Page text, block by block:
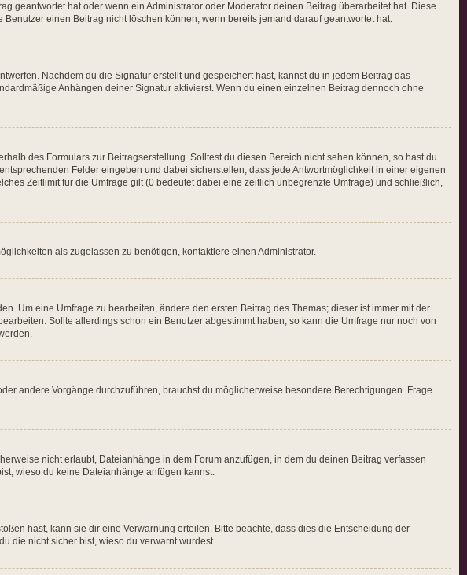
geantwortet hat oder wenn ein Administrator oder Moderator deinen Beitrag überarbeitet hat. Diese
einen Beitrag nicht löschen können, wenn bereits jemand darauf geantwortet hat.
Nachdem du die Signatur erstellt und gespeichert hast, kannst du in jedem Beitrag das
Anhängen deiner Signatur aktivierst. Wenn du einen einzelnen Beitrag dennoch ohne
des Formulars zur Beitragserstellung. Solltest du diesen Bereich nicht sehen können, so hast du
Felder eingeben und dabei sicherstellen, dass jede Antwortmöglichkeit in einer eigenen
Zeitlimit für die Umfrage gilt (0 bedeutet dabei eine zeitlich unbegrenzte Umfrage) und schließlich,
als zugelassen zu benötigen, kontaktiere einen Administrator.
Um eine Umfrage zu bearbeiten, ändere den ersten Beitrag des Themas; dieser ist immer mit der
Sollte allerdings schon ein Benutzer abgestimmt haben, so kann die Umfrage nur noch von
andere Vorgänge durchzuführen, brauchst du möglicherweise besondere Berechtigungen. Frage
nicht erlaubt, Dateianhänge in dem Forum anzufügen, in dem du deinen Beitrag verfassen
wieso du keine Dateianhänge anfügen kannst.
hast, kann sie dir eine Verwarnung erteilen. Bitte beachte, dass dies die Entscheidung der
die nicht sicher bist, wieso du verwarnt wurdest.